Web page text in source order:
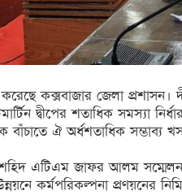
করেছে কক্সবাজার জেলা প্রশাসন।
দ্বীপের শতাধিক সমস্যা
বাঁচাতে ঐ অর্ধশতাধিক সম্ভাব্য
এটিএম জাফর আলম সম্মেলন
কর্মপরিকল্পনা প্রণয়নের